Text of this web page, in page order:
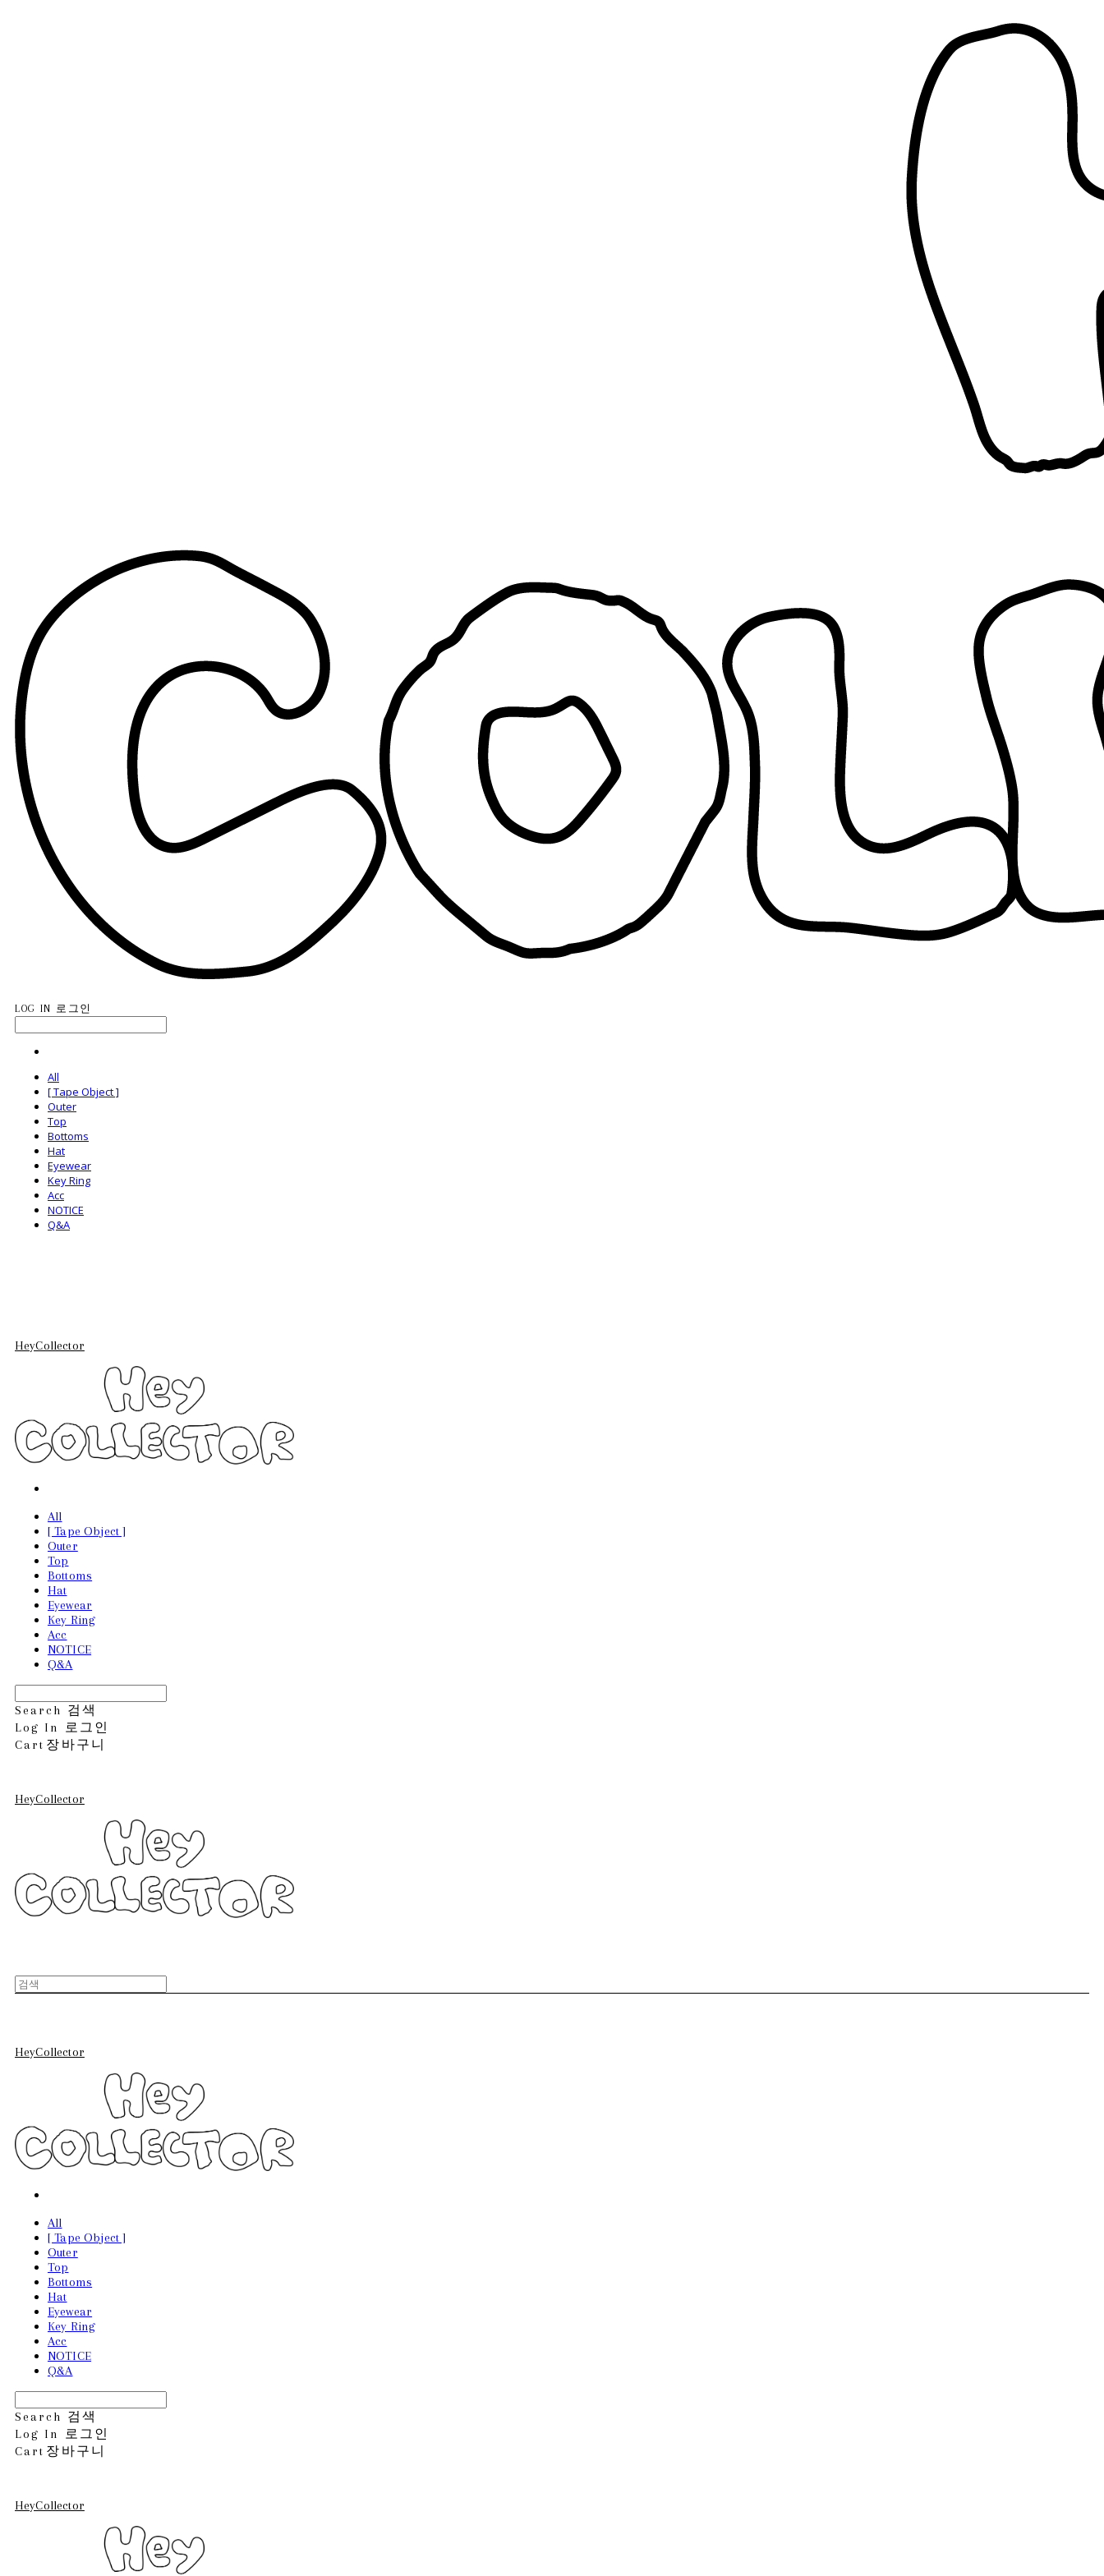
LOG IN 로그인
All
[ Tape Object ]
Outer
Top
Bottoms
Hat
Eyewear
Key Ring
Acc
NOTICE
Q&A
HeyCollector
All
[ Tape Object ]
Outer
Top
Bottoms
Hat
Eyewear
Key Ring
Acc
NOTICE
Q&A
Search 검색
Log In
로그인
Cart 장바구니
HeyCollector
HeyCollector
All
[ Tape Object ]
Outer
Top
Bottoms
Hat
Eyewear
Key Ring
Acc
NOTICE
Q&A
Search 검색
Log In
로그인
Cart 장바구니
HeyCollector